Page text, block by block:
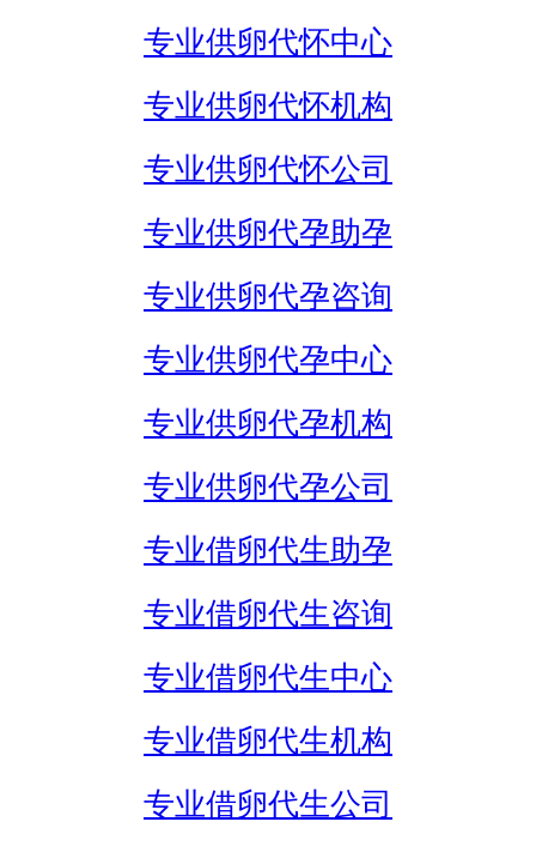
专业供卵代怀中心
专业供卵代怀机构
专业供卵代怀公司
专业供卵代孕助孕
专业供卵代孕咨询
专业供卵代孕中心
专业供卵代孕机构
专业供卵代孕公司
专业借卵代生助孕
专业借卵代生咨询
专业借卵代生中心
专业借卵代生机构
专业借卵代生公司